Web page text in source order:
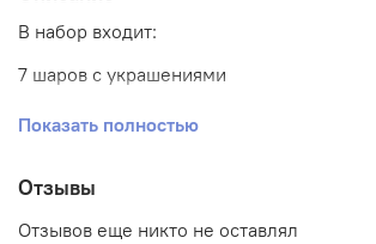
В набор входит:
7 шаров с украшениями
1 шар гигант с надписью и бантиками
Показать полностью
Отзывы
Отзывов еще никто не оставлял